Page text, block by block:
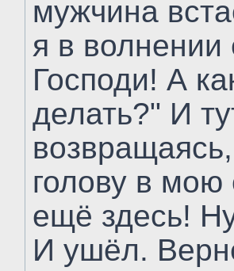
мужчина
я в волнении
Господи! А
делать?" И
голову в мою
ещё здесь!
И ушёл.